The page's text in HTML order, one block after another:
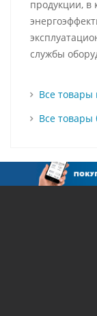
продукции, в
службы
Все товары
Все товары